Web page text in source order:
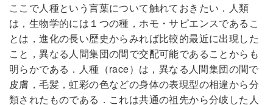
ここで人種という言葉について触れておきたい．人類
は，生物学的には１つの種，ホモ・サピエンスであるこ
とは，進化の長い歴史からみれば比較的最近に出現した
こと，異なる人間集団の間で交配可能であることからも
明らかである．人種（race）は，異なる人間集団の間で
皮膚，毛髪，虹彩の色などの身体の表現型の相違から分
類されたものである．これは共通の祖先から分岐した人